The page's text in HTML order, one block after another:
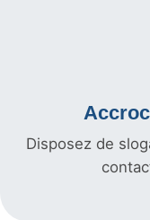
Disposez de